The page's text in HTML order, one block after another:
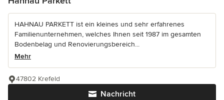
HAHNAU PARKETT ist ein kleines und sehr erfahrenes
Familienunternehmen, welches Ihnen seit 1987 im gesamten
Bodenbelag und Renovierungsbereich...
Mehr
Nachricht
47802 Krefeld